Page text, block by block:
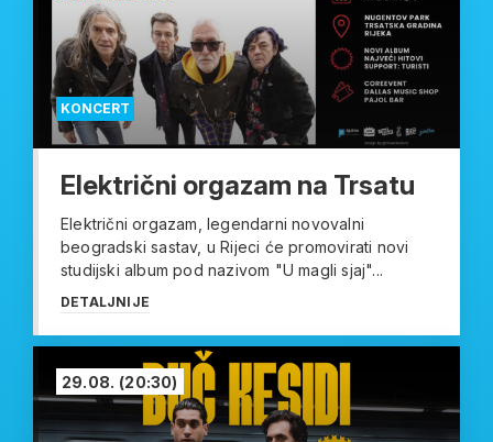
KONCERT
Električni orgazam na Trsatu
Električni orgazam, legendarni novovalni
beogradski sastav, u Rijeci će promovirati novi
studijski album pod nazivom "U magli sjaj"...
DETALJNIJE
29.08. (20:30)